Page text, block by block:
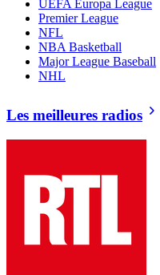
UEFA Europa League
Premier League
NFL
NBA Basketball
Major League Baseball
NHL
Les meilleures radios